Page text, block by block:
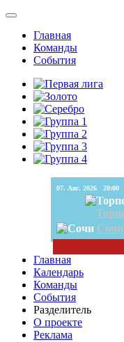
Главная
Команды
События
07. Авг. 2026 20:00
Сочи
Главная
Календарь
Команды
События
Разделитель
О проекте
Реклама